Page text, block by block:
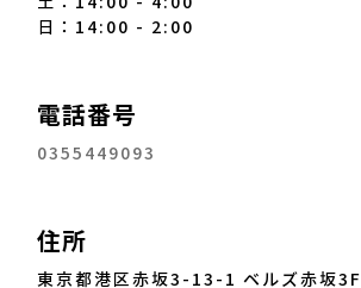
日：14:00 - 2:00
電話番号
0355449093
住所
東京都港区赤坂3-13-1 ベルズ赤坂3F